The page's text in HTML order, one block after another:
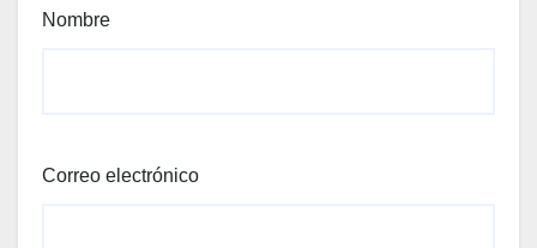
Nombre
Correo electrónico